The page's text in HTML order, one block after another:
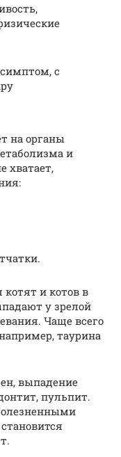
с
на органы
и
хватает,
и котов в
у зрелой
Чаще всего
таурина
выпадение
пульпит.